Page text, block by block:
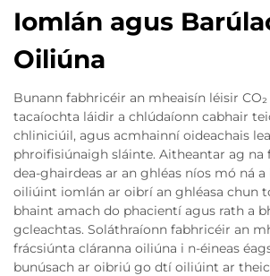
Iomlán agus
Oiliúna
Bunann fabhricéir an mheaisín léisir
tacaíochta láidir a chlúdaíonn cabhair
chliniciúil, agus acmhainní oideachais
phroifisiúnaigh sláinte. Aitheantar ag
dea-ghairdeas ar an ghléas níos mó ná
oiliúint iomlán ar oibrí an ghléasa chun
bhaint amach do phacientí agus rath a
gcleachtas. Soláthraíonn fabhricéir an
frácsiúnta cláranna oiliúna i n-éineas
bunúsach ar oibriú go dtí oiliúint ar